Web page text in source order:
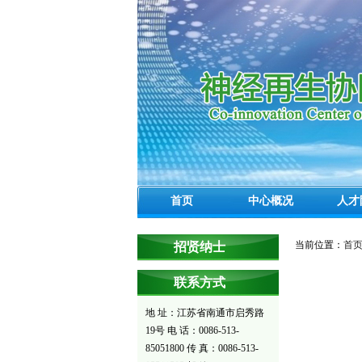
首页 中心概况 人
招贤纳士
联系方式
地 址：江苏省南通市启秀路
19号 电 话：0086-513-
85051800 传 真：0086-513-
当前位置： 首页